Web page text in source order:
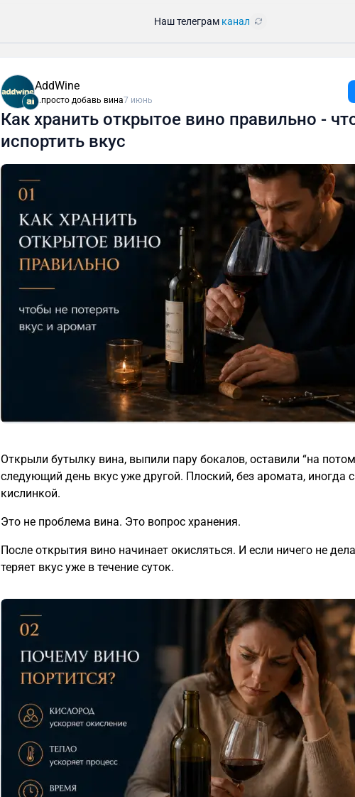
Наш телеграм канал
AddWine
...просто добавь вина7 июнь
Как хранить открытое вино правильно -
испортить вкус
Открыли бутылку вина, выпили пару бокалов, оставили “на
следующий день вкус уже другой. Плоский, без аромата, иногда
кислинкой.
Это не проблема вина. Это вопрос хранения.
После открытия вино начинает окисляться. И если ничего не
теряет вкус уже в течение суток.